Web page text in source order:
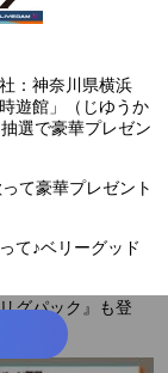
：神奈川県横浜
遊館」（じゆうか
選で豪華プレゼン
て豪華プレゼント
て♪ベリーグッド
グパック』も登